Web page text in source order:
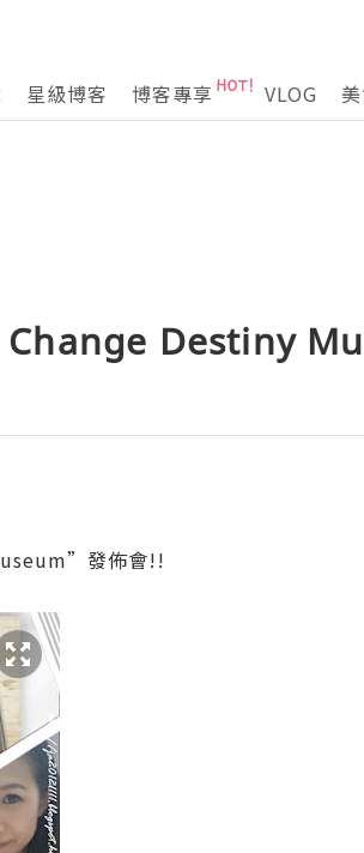
星級博客 博客專享 VLOG
Change Destiny
發佈會!!